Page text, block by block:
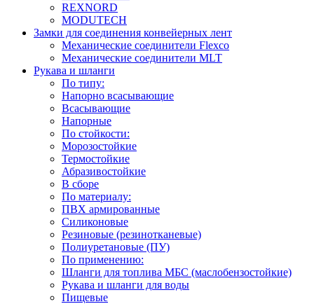
REXNORD
MODUTECH
Замки для соединения конвейерных лент
Механические соединители Flexco
Механические соединители MLT
Рукава и шланги
По типу:
Напорно всасывающие
Всасывающие
Напорные
По стойкости:
Морозостойкие
Термостойкие
Абразивостойкие
В сборе
По материалу:
ПВХ армированные
Силиконовые
Резиновые (резинотканевые)
Полиуретановые (ПУ)
По применению:
Шланги для топлива МБС (маслобензостойкие)
Рукава и шланги для воды
Пищевые